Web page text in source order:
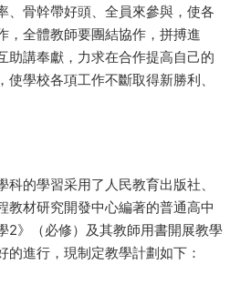
、骨幹帶好頭、全員來參與，使各
，全體教師要團結協作，拼搏進
助講奉獻，力求在合作提高自己的
學校各項工作不斷取得新勝利、
的學習采用了人民教育出版社、
教材研究開發中心編著的普通高中
2》（必修）及其教師用書開展教學
的進行，現制定教學計劃如下：